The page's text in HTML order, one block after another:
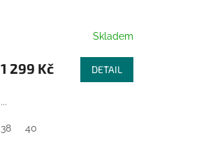
Skladem
1 299 Kč DETAIL
...
38 40